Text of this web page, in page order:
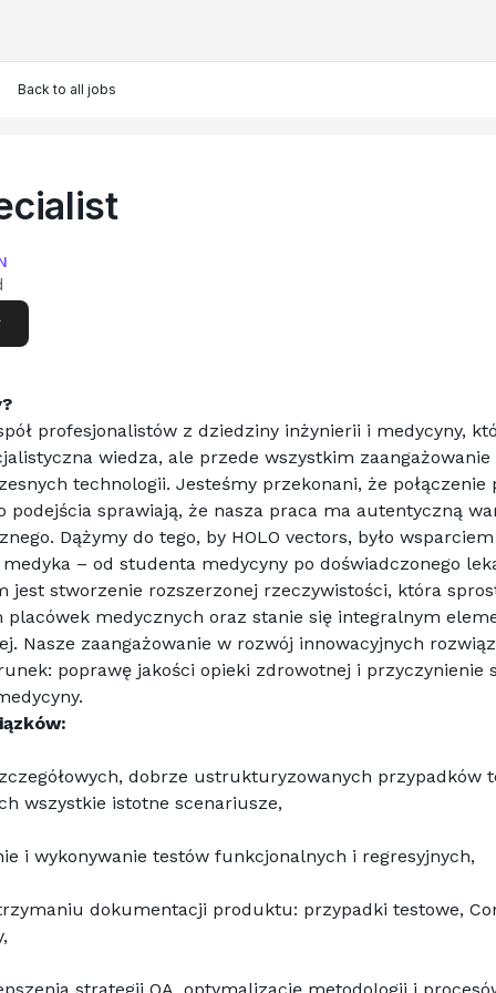
Back to all jobs
profesjonalistów z dziedziny inżynierii i medycyny,
wiedza, ale przede wszystkim zaangażowanie
technologii. Jesteśmy przekonani, że połączenie
podejścia sprawiają, że nasza praca ma autentyczną
Dążymy do tego, by HOLO vectors, było
– od studenta medycyny po doświadczonego
jest stworzenie rozszerzonej rzeczywistości, która
placówek medycznych oraz stanie się integralnym
Nasze zaangażowanie w rozwój innowacyjnych
poprawę jakości opieki zdrowotnej i przyczynienie
dobrze ustrukturyzowanych przypadków
wszystkie istotne scenariusze,
i wykonywanie testów funkcjonalnych i regresyjnych,
dokumentacji produktu: przypadki testowe,